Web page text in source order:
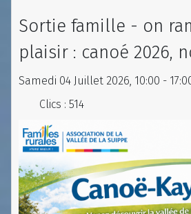
Sortie famille - on
plaisir : canoé 2026,
Samedi 04 Juillet 2026, 10:00 -
Clics : 514